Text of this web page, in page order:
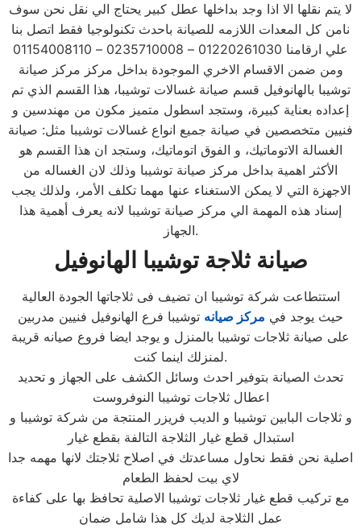
لا يتم نقلها الا اذا وجد بداخلها عطل كبير يحتاج الي نقل نحن سوف
نامن كل المعدات اللازمه للصيانة باحدث تكنولوجيا فقط اتصل بنا
علي ارقامنا 01220261030 – 0235710008 – 01154008110
ومن ضمن الاقسام الاخري الموجودة بداخل مركز مركز صيانة
توشيبا بالهانوفيل قسم صيانة غسالات توشيبا، هذا القسم الذي تم
إعداده بعناية كبيرة، وستجد اسطول متميز مكون من مهندسين و
فنيين متخصصين في صيانة جميع انواع غسالات توشيبا مثل: صيانة
الغسالة الاتوماتيك، و الفوق اتوماتيك، وستجد ان هذا القسم هو
الأكثر اهمية بداخل مركز صيانة توشيبا وذلك لان الغساله من
الاجهزة التي لا يمكن الاستغناء عنها مهما تكلف الأمر، ولذلك يجب
إسناد هذه المهمة الي مركز صيانة توشيبا لانه يعرف أهمية هذا
الجهاز.
صيانة ثلاجة توشيبا الهانوفيل
استتطاعت شركة توشيبا ان تضيف فى ثلاجاتها الجودة العالية
حيث يوجد في مركز صيانه توشيبا فرع الهانوفيل فنيين مدربين
على صيانة ثلاجات توشيبا بالمنزل و يوجد ايضا فروع صيانه قريبة
لمنزلك اينما كنت.
تحدث الصيانة بتوفير احدث وسائل الكشف على الجهاز و تحديد
اعطال ثلاجات توشيبا النوفروست
و ثلاجات البابين توشيبا و الديب فريزر المنتجة من شركة توشيبا و
استبدال قطع غيار الثلاجة التالفة بقطع غيار
اصلية نحن فقط نحاول مساعدتك في اصلاح ثلاجتك لانها مهمه جدا
لاي بيت لحفظ الطعام
مع تركيب قطع غيار ثلاجات توشيبا الاصلية تحافظ بها على كفاءة
عمل الثلاجة لديك كل هذا شامل ضمان